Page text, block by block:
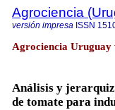
Agrociencia
versión impresa ISSN
Agrociencia Uruguay
Análisis y
de tomate para